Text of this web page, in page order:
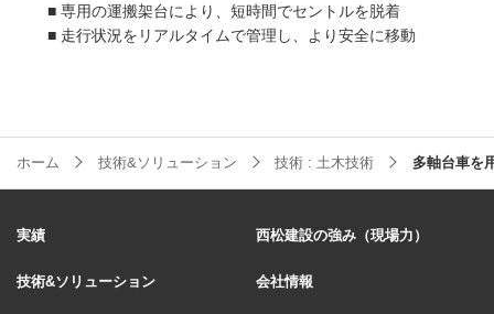
■ 専用の運搬架台により、短時間でセントルを脱着
■ 走行状況をリアルタイムで管理し、より安全に移動
ホーム 技術&ソリューション 技術 : 土木技術 多軸台車を
実績 西松建設の強み（現場力）
技術&ソリューション 会社情報